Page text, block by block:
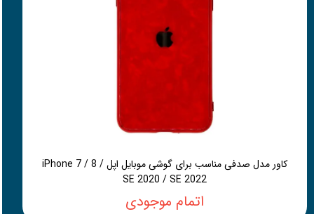
کاور مدل صدفی مناسب برای گوشی موبایل اپل iPhone 7 / 8 /
SE 2020 / SE 2022
اتمام موجودی